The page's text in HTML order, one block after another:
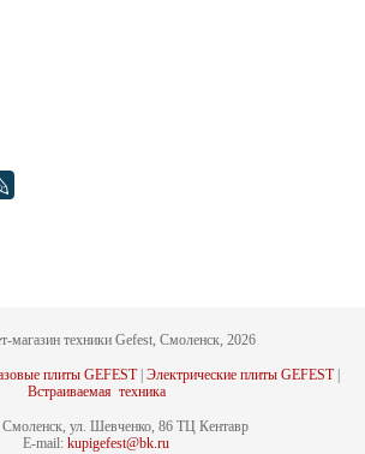
магазин техники Gefest, Смоленск, 2026
плиты GEFEST| Электрические плиты GEFEST|
Встраиваемая техника
Смоленск, ул. Шевченко, 86 ТЦ Кентавр
E-mail: kupigefest@bk.ru